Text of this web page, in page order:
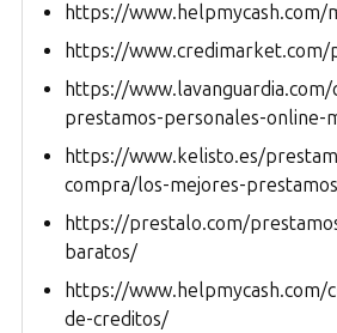
https://www.helpmycash.com/
https://www.credimarket.com/
https://
prestamos-personales-
https://www.kelisto.es/
compra/los-mejores-
https://prestalo.com/
baratos/
https://www.helpmycash.com/
de-creditos/